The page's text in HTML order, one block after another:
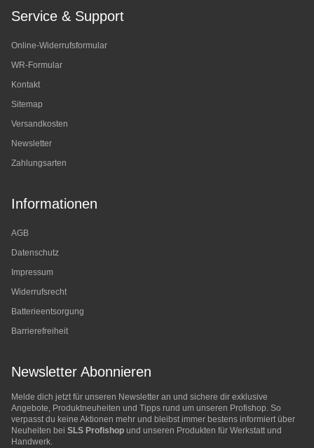
Service & Support
Online-Widerrufsformular
WR-Formular
Kontakt
Sitemap
Versandkosten
Newsletter
Zahlungsarten
Informationen
AGB
Datenschutz
Impressum
Widerrufsrecht
Batterieentsorgung
Barrierefreiheit
Newsletter Abonnieren
Melde dich jetzt für unseren Newsletter an und sichere dir exklusive
Angebote, Produktneuheiten und Tipps rund um unseren Profishop. So
verpasst du keine Aktionen mehr und bleibst immer bestens informiert über
Neuheiten bei SLS Profishop und unseren Produkten für Werkstatt und
Handwerk.